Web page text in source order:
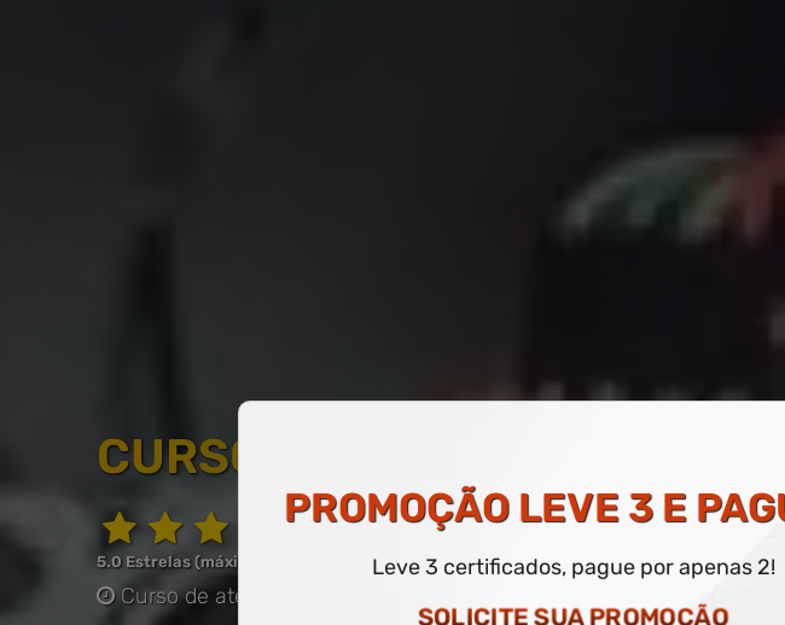
CURSO LIVRE DE
5.0 Estrelas (máximo de 5.0)
Curso de até 60 horas
PROMOÇÃOLEVE 3 E
Leve 3 certificados, pague por apenas 2!
SOLICITE SUA PROMOÇÃO